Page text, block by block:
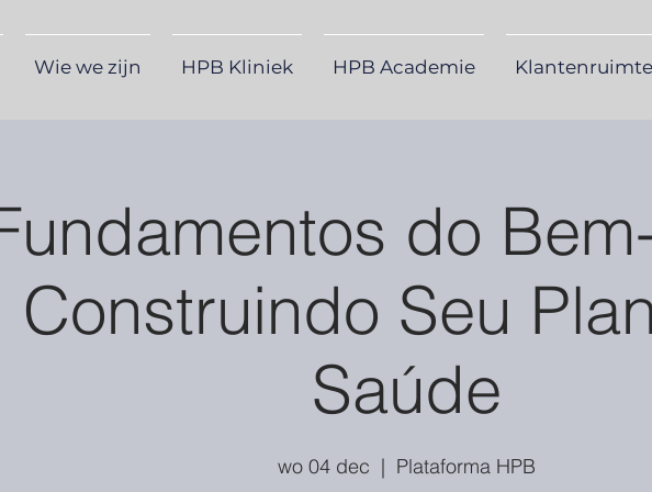
Wie we zijn HPB Kliniek HPB Academie Klantenruimte
do
Construindo Seu
Saúde
wo 04 dec
  |
Plataforma HPB